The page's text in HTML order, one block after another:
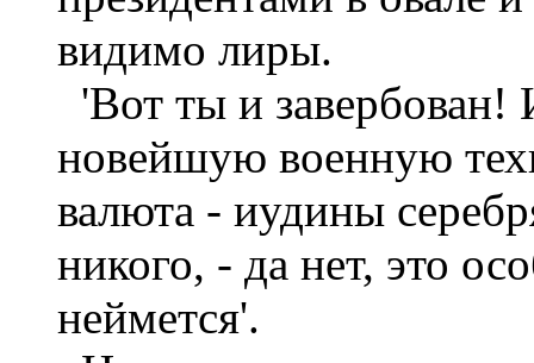
видимо лиры.
'Вот ты и завербован!
новейшую военную
валюта - иудины
никого, - да нет, это
неймется'.